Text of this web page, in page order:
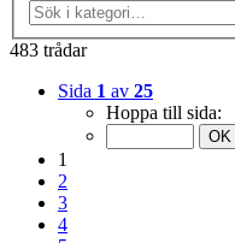
483 trådar
Sida 1 av 25
Hoppa till sida:
1
2
3
4